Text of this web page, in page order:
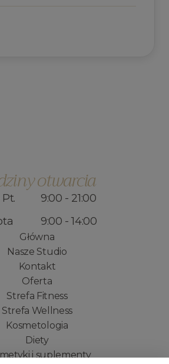
Główna
Nasze Studio
Kontakt
Oferta
Strefa Fitness
Strefa Wellness
Kosmetologia
Diety
i suplementy
otwarcia
Pt.
9:00 - 21:00
9:00 - 14:00